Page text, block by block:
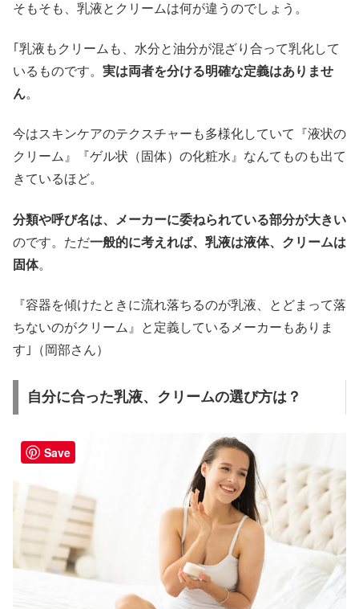
そもそも、乳液とクリームは何が違うのでしょう。
｢乳液もクリームも、水分と油分が混ざり合って乳化して
いるものです。 実は両者を分ける明確な定義はありませ
ん。
今はスキンケアのテクスチャーも多様化していて『液状の
クリーム』『ゲル状（固体）の化粧水』なんてものも出て
きているほど。
分類や呼び名は、メーカーに委ねられている部分が大きい
のです。ただ一般的に考えれば、乳液は液体、クリームは
固体。
『容器を傾けたときに流れ落ちるのが乳液、とどまって落
ちないのがクリーム』と定義しているメーカーもありま
す｣（岡部さん）
自分に合った乳液、クリームの選び方は？
Save